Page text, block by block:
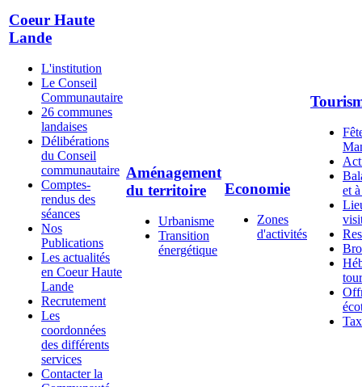
Coeur Haute
Lande
L'institution
Le Conseil
Communautaire
26 communes
landaises
Délibérations
du Conseil
communautaire
Comptes-
rendus des
séances
Nos
Publications
Les actualités
en Coeur Haute
Lande
Recrutement
Les
coordonnées
des différents
services
Contacter la
Aménagement
du territoire
Urbanisme
Transition
énergétique
Economie
Zones
d'activités
et